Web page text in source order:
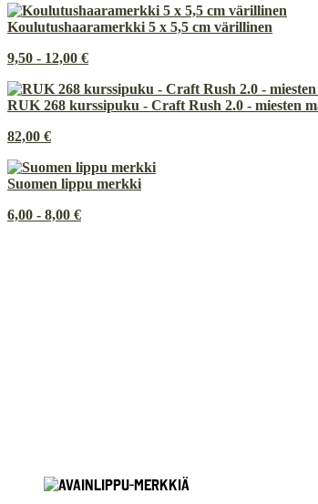
Koulutushaaramerkki 5 x 5,5 cm värillinen
9,50 - 12,00 €
RUK 268 kurssipuku - Craft Rush 2.0 - miesten
82,00 €
Suomen lippu merkki
6,00 - 8,00 €